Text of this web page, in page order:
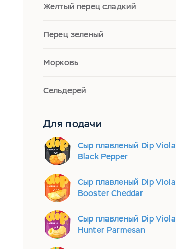
Желтый перец сладкий
Перец зеленый
Морковь
Сельдерей
Для подачи
Сыр плавленый Dip Viola
Black Pepper
Сыр плавленый Dip Viola
Booster Cheddar
Сыр плавленый Dip Viola
Hunter Parmesan